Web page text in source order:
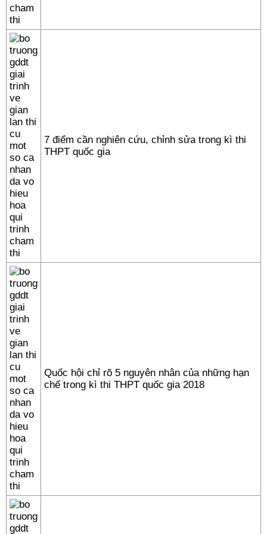
7 điểm cần nghiên cứu, chỉnh sửa trong kì thi
THPT quốc gia
Quốc hội chỉ rõ 5 nguyên nhân của những hạn
chế trong kì thi THPT quốc gia 2018